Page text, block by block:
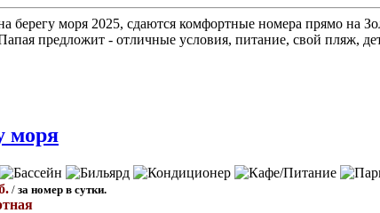
берегу моря 2025, сдаются комфортные номера прямо на
предложит - отличные условия, питание, свой пляж,
моря
/ за номер в сутки.